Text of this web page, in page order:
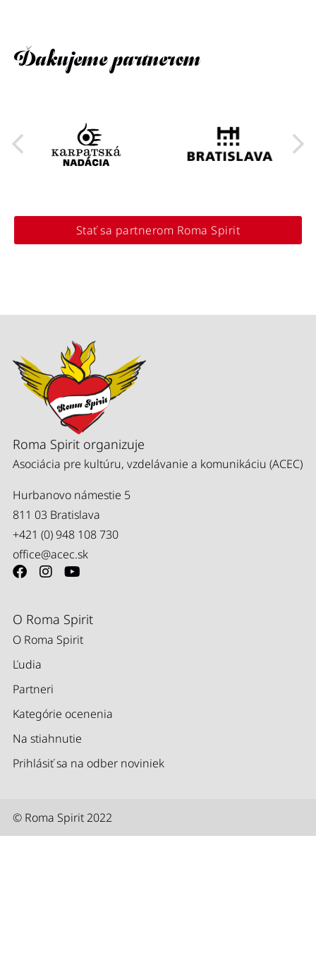
Ďakujeme partnerom
Stať sa partnerom Roma Spirit
Roma Spirit organizuje
Asociácia pre kultúru, vzdelávanie a komunikáciu (ACEC)
Hurbanovo námestie 5
811 03 Bratislava
+421 (0) 948 108 730
office@acec.sk
O Roma Spirit
O Roma Spirit
Ľudia
Partneri
Kategórie ocenenia
Na stiahnutie
Prihlásiť sa na odber noviniek
© Roma Spirit 2022